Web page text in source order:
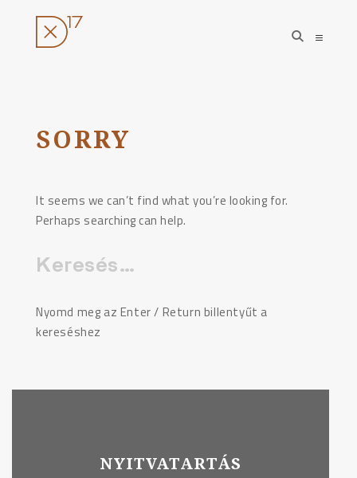
tartalomhoz
open
search
open
SORRY
It seems we can’t find what you’re looking for.
Perhaps searching can help.
Keresés:
Nyomd meg az Enter / Return billentyűt a
kereséshez
NYITVATARTÁS